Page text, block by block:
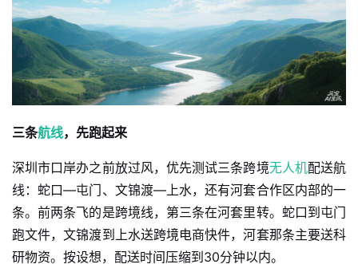
三条航线，先跑起来
深圳市口岸办之前放过风，优先测试三条跨境无人机配送航
线：蛇口—屯门、文锦渡—上水，还有河套合作区内部的一
条。前两条飞的是跨境线，第三条在河套里转。蛇口到屯门
跑文件，文锦渡到上水送跨境电商快件，河套那条主要送科
研物资。按设想，配送时间压缩到30分钟以内。